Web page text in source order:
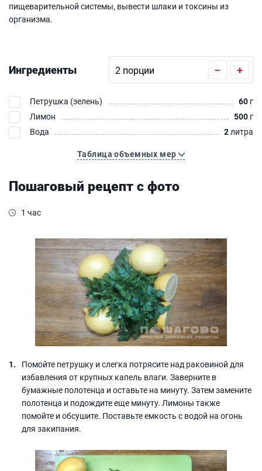
пищеварительной системы, вывести шлаки и токсины из
организма.
Ингредиенты – +
Петрушка (зелень) 60 г
Лимон
500 г
Вода
2литра
Таблица объемных мер
Пошаговый рецепт с фото
1 час
Помойте петрушку и слегка потрясите над раковиной для
избавления от крупных капель влаги. Заверните в
бумажные полотенца и оставьте на минуту. Затем замените
полотенца и подождите еще минуту. Лимоны также
помойте и обсушите. Поставьте емкость с водой на огонь
для закипания.